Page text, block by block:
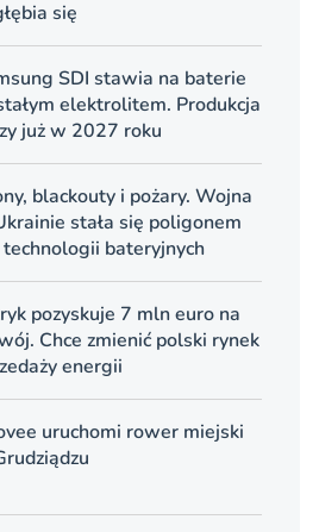
się
SDI stawia na baterie
elektrolitem. Produkcja
już w 2027 roku
blackouty i pożary. Wojna
stała się poligonem
bateryjnych
pozyskuje 7 mln euro na
Chce zmienić polski rynek
energii
uruchomi rower miejski